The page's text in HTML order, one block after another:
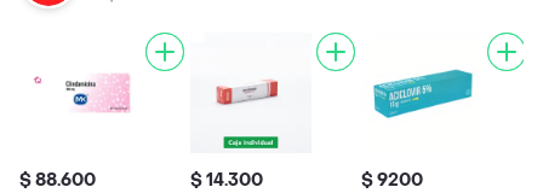
$ 88.600 $ 14.300 $ 9200